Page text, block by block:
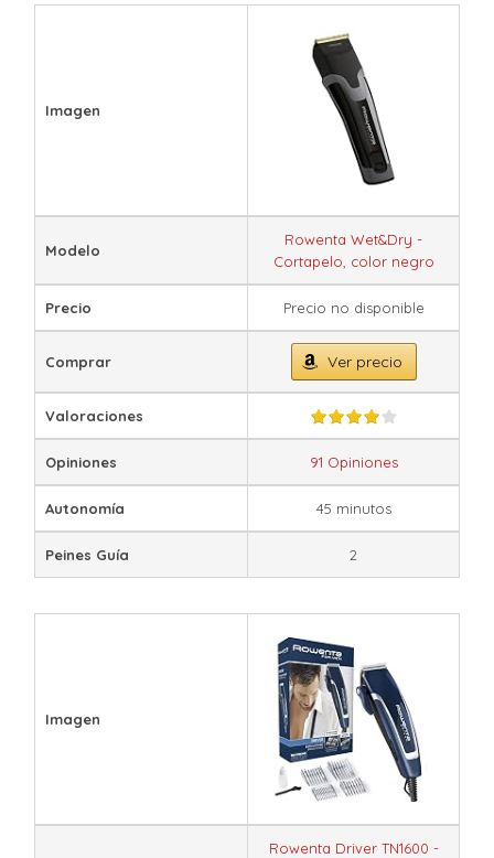
Imagen
Modelo
Rowenta Wet&Dry -
Cortapelo, color negro
Precio Precio no disponible
Comprar Ver precio
Valoraciones
Opiniones 91 Opiniones
Autonomía 45 minutos
Peines Guía 2
Imagen
Rowenta Driver TN1600 -